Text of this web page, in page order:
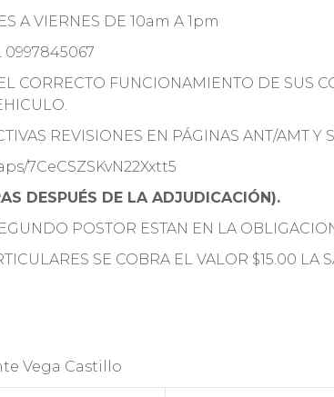
A VIERNES DE 10am A 1pm
0997845067
CORRECTO FUNCIONAMIENTO DE SUS
REVISIONES EN PÁGINAS ANT/AMT Y
7CeCSZSKvN22Xxtt5
DESPUÉS DE LA ADJUDICACIÓN).
POSTOR ESTAN EN LA
SE COBRA EL VALOR $15.00 LA
Vega Castillo